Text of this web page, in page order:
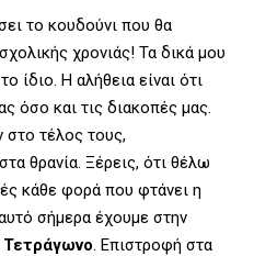
το κουδούνι που θα
χρονιάς! Τα δικά μου
ίδιο. Η αλήθεια είναι ότι
όσο και τις διακοπές μας.
στο τέλος τους,
θρανία. Ξέρεις, ότι θέλω
κάθε φορά που φτάνει η
σήμερα έχουμε στην
Τετράγωνο . Επιστροφή στα